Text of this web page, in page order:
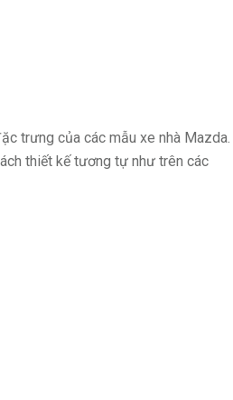
trưng của các mẫu xe nhà Mazda.
thiết kế tương tự như trên các